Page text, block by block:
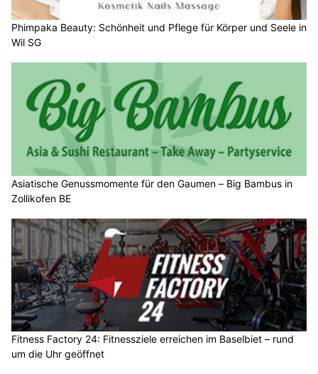
Phimpaka Beauty: Schönheit und Pflege für Körper und Seele in
Wil SG
Asiatische Genussmomente für den Gaumen – Big Bambus in
Zollikofen BE
Fitness Factory 24: Fitnessziele erreichen im Baselbiet – rund
um die Uhr geöffnet